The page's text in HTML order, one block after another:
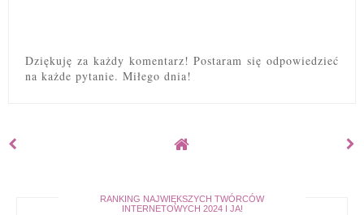
Dziękuję za każdy komentarz! Postaram się odpowiedzieć
na każde pytanie. Miłego dnia!
RANKING NAJWIĘKSZYCH TWÓRCÓW
INTERNETOWYCH 2024 I JA!